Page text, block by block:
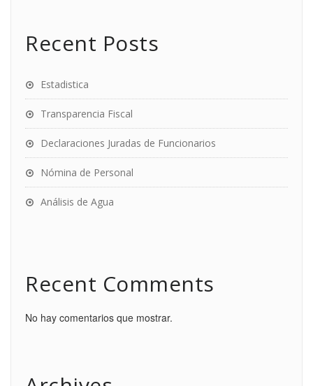
Recent Posts
Estadistica
Transparencia Fiscal
Declaraciones Juradas de Funcionarios
Nómina de Personal
Análisis de Agua
Recent Comments
No hay comentarios que mostrar.